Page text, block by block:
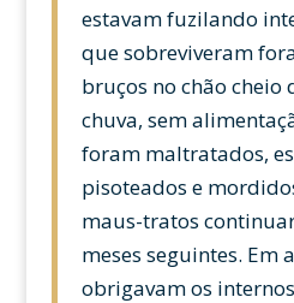
estavam fuzilando
que sobreviveram
bruços no chão cheio
chuva, sem
foram maltratados,
pisoteados e
maus-tratos
meses seguintes. Em
obrigavam os